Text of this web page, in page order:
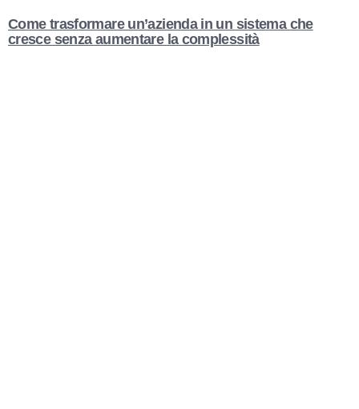
Come trasformare un’azienda in un sistema che
cresce senza aumentare la complessità